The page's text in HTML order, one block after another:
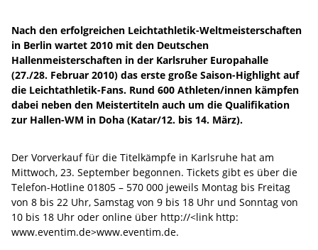
Nach den erfolgreichen Leichtathletik-Weltmeisterschaften
in Berlin wartet 2010 mit den Deutschen
Hallenmeisterschaften in der Karlsruher Europahalle
(27./28. Februar 2010) das erste große Saison-Highlight auf
die Leichtathletik-Fans. Rund 600 Athleten/innen kämpfen
dabei neben den Meistertiteln auch um die Qualifikation
zur Hallen-WM in Doha (Katar/12. bis 14. März).
Der Vorverkauf für die Titelkämpfe in Karlsruhe hat am
Mittwoch, 23. September begonnen. Tickets gibt es über die
Telefon-Hotline 01805 – 570 000 jeweils Montag bis Freitag
von 8 bis 22 Uhr, Samstag von 9 bis 18 Uhr und Sonntag von
10 bis 18 Uhr oder online über http://<link http:
www.eventim.de>www.eventim.de.